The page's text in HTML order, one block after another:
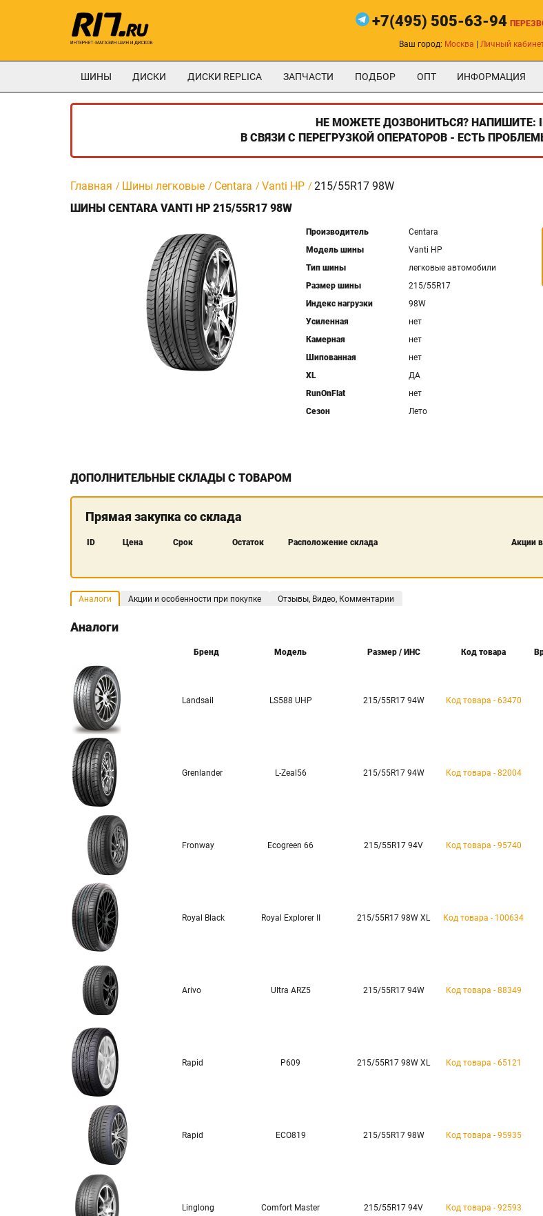
+7(495) 505-63-94
Ваш город: Москва Личный
ШИНЫ ДИСКИ ДИСКИ REPLICA ЗАПЧАСТИ ПОДБОР ОПТ ИНФОРМАЦИЯ
НЕ МОЖЕТЕ ДОЗВОНИТЬСЯ? НАПИШИТЕ:
В СВЯЗИ С ПЕРЕГРУЗКОЙ ОПЕРАТОРОВ - ЕСТЬ
Главная Шины легковые Centara Vanti HP
215/55R17 98W
ШИНЫ CENTARA VANTI HP 215/55R17 98W
Производитель
Centara
Модель шины
Vanti HP
Тип шины
легковые автомобили
Размер шины
215/55R17
Индекс нагрузки
98W
Усиленная
нет
Камерная
нет
Шипованная
нет
XL
ДА
RunOnFlat
нет
Сезон
Лето
ДОПОЛНИТЕЛЬНЫЕ СКЛАДЫ С ТОВАРОМ
Прямая закупка со склада
ID Цена Срок Остаток Расположение склада Акции
Аналоги Акции и особенности при покупке Отзывы, Видео, Комментарии
Аналоги
Бренд Модель Размер / ИНС Код товара
Landsail LS588 UHP 215/55R17 94W Код товара - 63470
Grenlander L-Zeal56 215/55R17 94W Код товара - 82004
Fronway Ecogreen 66 215/55R17 94V Код товара - 95740
Royal Black Royal Explorer II 215/55R17 98W XL Код товара - 100634
Arivo Ultra ARZ5 215/55R17 94W Код товара - 88349
Rapid P609 215/55R17 98W XL Код товара - 65121
Rapid ECO819 215/55R17 98W Код товара - 95935
Linglong Comfort Master 215/55R17 94V Код товара - 92593